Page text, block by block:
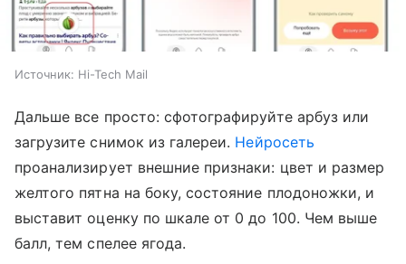
Источник: Hi-Tech Mail
Дальше все просто: сфотографируйте арбуз или
загрузите снимок из галереи. Нейросеть
проанализирует внешние признаки: цвет и размер
желтого пятна на боку, состояние плодоножки, и
выставит оценку по шкале от 0 до 100. Чем выше
балл, тем спелее ягода.